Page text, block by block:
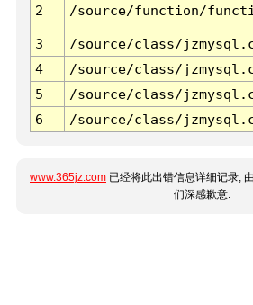
2 /source/function/
3 /source/class/
4
/source/class/
5
/source/class/
6
/source/class/
www.365jz.com 已经将此出错信息详细记录,
们深感歉意.